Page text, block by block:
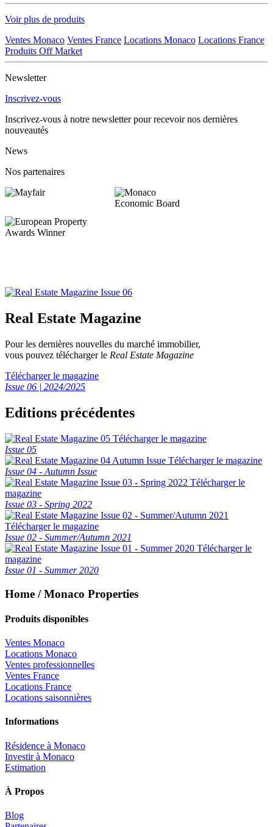
Voir plus de produits
Ventes Monaco Ventes France Locations Monaco Locations France
Produits Off Market
Newsletter
Inscrivez-vous
Inscrivez-vous à notre newsletter pour recevoir nos dernières
nouveautés
News
Nos partenaires
Real Estate Magazine
Pour les dernières nouvelles du marché immobilier,
vous pouvez télécharger le Real Estate Magazine
Télécharger le magazine
Issue 06 | 2024/2025
Editions précédentes
Télécharger le magazine
Issue 05
Télécharger le magazine
Issue 04 - Autumn Issue
Télécharger le
magazine
Issue 03 - Spring 2022
Télécharger le magazine
Issue 02 - Summer/Autumn 2021
Télécharger le
magazine
Issue 01 - Summer 2020
Home / Monaco Properties
Produits disponibles
Ventes Monaco
Locations Monaco
Ventes professionnelles
Ventes France
Locations France
Locations saisonnières
Informations
Résidence à Monaco
Investir à Monaco
Estimation
À Propos
Blog